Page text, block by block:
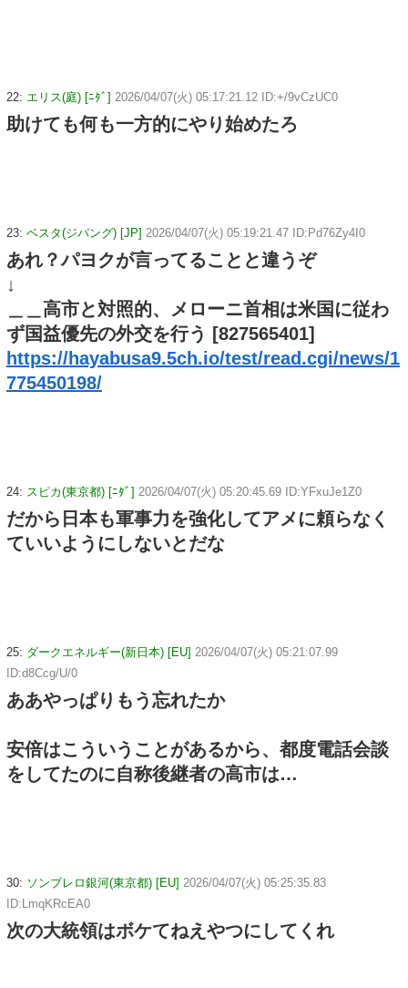
22: エリス(庭) [ﾆﾀﾞ] 2026/04/07(火) 05:17:21.12 ID:+/9vCzUC0
助けても何も一方的にやり始めたろ
23: ベスタ(ジパング) [JP] 2026/04/07(火) 05:19:21.47 ID:Pd76Zy4I0
あれ？パヨクが言ってることと違うぞ
↓
＿＿高市と対照的、メローニ首相は米国に従わ
ず国益優先の外交を行う [827565401]
https://hayabusa9.5ch.io/test/read.cgi/news/1
775450198/
24: スピカ(東京都) [ﾆﾀﾞ] 2026/04/07(火) 05:20:45.69 ID:YFxuJe1Z0
だから日本も軍事力を強化してアメに頼らなく
ていいようにしないとだな
25: ダークエネルギー(新日本) [EU] 2026/04/07(火) 05:21:07.99
ID:d8Ccg/U/0
ああやっぱりもう忘れたか
安倍はこういうことがあるから、都度電話会談
をしてたのに自称後継者の高市は…
30: ソンブレロ銀河(東京都) [EU] 2026/04/07(火) 05:25:35.83
ID:LmqKRcEA0
次の大統領はボケてねえやつにしてくれ